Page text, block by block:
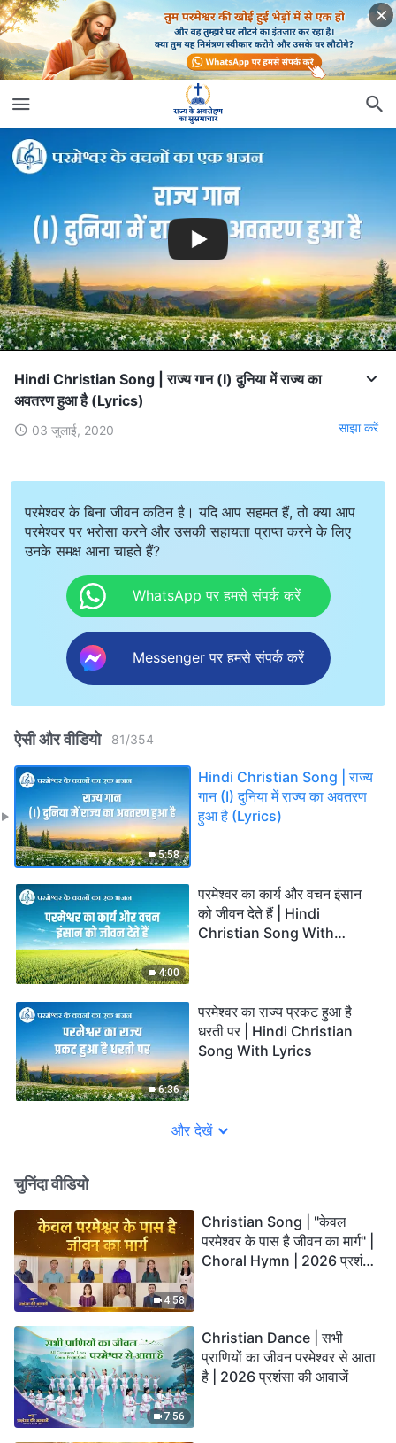
Hindi Christian Song | राज्य गान (I) दुनिया में राज्य का
अवतरण हुआ है (Lyrics)
03 जुलाई, 2020 साझा करें
परमेश्वर के बिना जीवन कठिन है। यदि आप सहमत हैं, तो क्या आप
परमेश्वर पर भरोसा करने और उसकी सहायता प्राप्त करने के लिए
उनके समक्ष आना चाहते हैं?
WhatsApp पर हमसे संपर्क करें
Messenger पर हमसे संपर्क करें
ऐसी और वीडियो 81/354
5:58
Hindi Christian Song | राज्य
गान (I) दुनिया में राज्य का अवतरण
हुआ है (Lyrics)
4:00
परमेश्वर का कार्य और वचन इंसान
को जीवन देते हैं | Hindi
Christian Song With
6:36
परमेश्वर का राज्य प्रकट हुआ है
धरती पर | Hindi Christian
Song With Lyrics
और देखें
चुनिंदा वीडियो
4:58
Christian Song | "केवल
परमेश्वर के पास है जीवन का मार्ग" |
Choral Hymn | 2026 प्रशंसा
7:56
Christian Dance | सभी
प्राणियों का जीवन परमेश्वर से आता
है | 2026 प्रशंसा की आवाजें